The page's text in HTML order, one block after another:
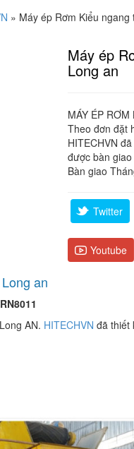
» Máy ép Rơm Kiểu
Máy ép
Long an
MÁY ÉP
Theo đơn đặt
HITECHVN
được bàn
Bàn giao
Twitter
Youtube
an
AN. HITECHVN đã thiết